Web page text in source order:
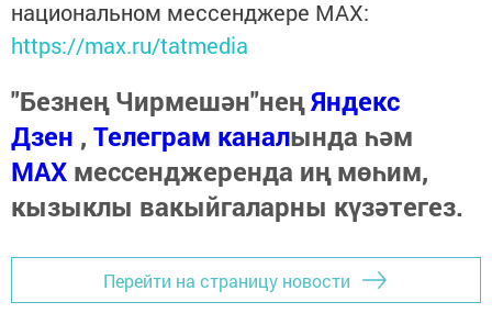
национальном мессенджере MАХ:
https://max.ru/tatmedia
"Безнең Чирмешән"неңЯндекс
Дзен , Телеграм каналында һәм
МАХ мессенджеренда иң мөһим,
кызыклы вакыйгаларны күзәтегез.
Перейти на страницу новости